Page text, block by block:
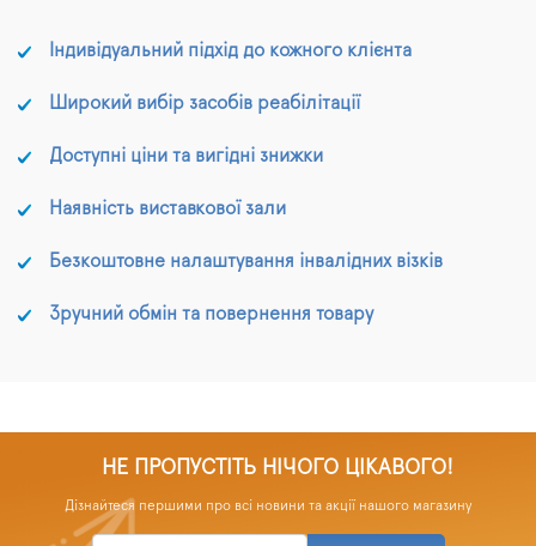
Індивідуальний підхід до кожного клієнта
Широкий вибір засобів реабілітації
Доступні ціни та вигідні знижки
Наявність виставкової зали
Безкоштовне налаштування інвалідних візків
Зручний обмін та повернення товару
НЕ ПРОПУСТІТЬ НІЧОГО ЦІКАВОГО!
Дізнайтеся першими про всі новини та акції нашого магазину